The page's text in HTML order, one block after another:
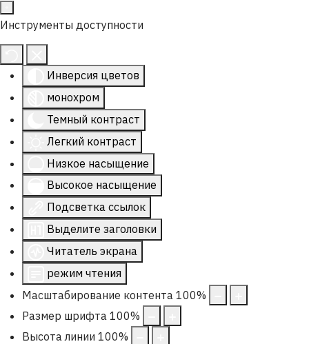
Инструменты доступности
Инверсия цветов
монохром
Темный контраст
Легкий контраст
Низкое насыщение
Высокое насыщение
Подсветка ссылок
Выделите заголовки
Читатель экрана
режим чтения
Масштабирование контента 100%
Размер шрифта 100%
Высота линии 100%